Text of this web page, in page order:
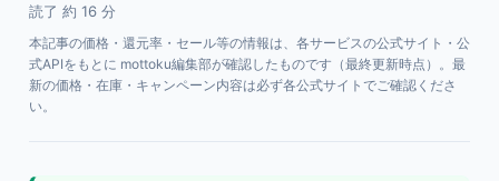
読了 約 16 分
本記事の価格・還元率・セール等の情報は、各サービスの公式サイト・公
式APIをもとに mottoku編集部が確認したものです（最終更新時点）。最
新の価格・在庫・キャンペーン内容は必ず各公式サイトでご確認くださ
い。